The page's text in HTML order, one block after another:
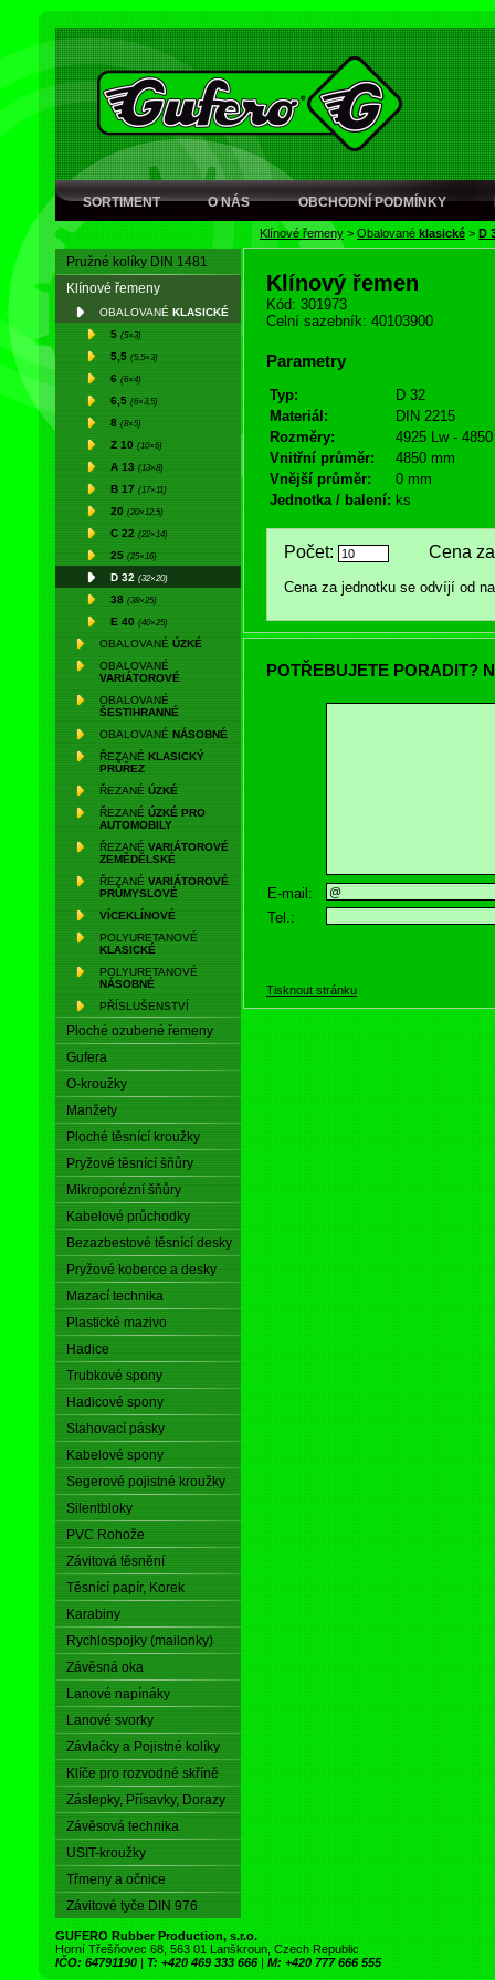
SORTIMENT O NÁS OBCHODNÍ PODMÍNKY
Klínové řemeny > Obalované klasické > D
Pružné kolíky DIN 1481
Klínové řemeny
OBALOVANÉ KLASICKÉ
5 (5×3)
5,5 (5,5×3)
6 (6×4)
6,5 (6×3,5)
8 (8×5)
Z 10 (10×6)
A 13 (13×8)
B 17 (17×11)
20 (20×12,5)
C 22 (22×14)
25 (25×16)
D 32 (32×20)
38 (38×25)
E 40 (40×25)
OBALOVANÉ ÚZKÉ
OBALOVANÉ
VARIÁTOROVÉ
OBALOVANÉ
ŠESTIHRANNÉ
OBALOVANÉ NÁSOBNÉ
ŘEZANÉ KLASICKÝ
PRŮŘEZ
ŘEZANÉ ÚZKÉ
ŘEZANÉ ÚZKÉ PRO
AUTOMOBILY
ŘEZANÉ VARIÁTOROVÉ
ZEMĚDĚLSKÉ
ŘEZANÉ VARIÁTOROVÉ
PRŮMYSLOVÉ
VÍCEKLÍNOVÉ
POLYURETANOVÉ
KLASICKÉ
POLYURETANOVÉ
NÁSOBNÉ
PŘÍSLUŠENSTVÍ
Ploché ozubené řemeny
Gufera
O-kroužky
Manžety
Ploché těsnící kroužky
Pryžové těsnící šňůry
Mikroporézní šňůry
Kabelové průchodky
Bezazbestové těsnící desky
Pryžové koberce a desky
Mazací technika
Plastické mazivo
Hadice
Trubkové spony
Hadicové spony
Stahovací pásky
Kabelové spony
Segerové pojistné kroužky
Silentbloky
PVC Rohože
Závitová těsnění
Těsnící papír, Korek
Karabiny
Rychlospojky (mailonky)
Závěsná oka
Lanové napínáky
Lanové svorky
Závlačky a Pojistné kolíky
Klíče pro rozvodné skříně
Záslepky, Přísavky, Dorazy
Závěsová technika
USIT-kroužky
Třmeny a očnice
Závitové tyče DIN 976
Klínový řemen
Kód: 301973
Celní sazebník: 40103900
Parametry
Typ:
D 32
Materiál:
DIN 2215
Rozměry:
4925 Lw -
Vnitřní průměr:
4850 mm
Vnější průměr:
0 mm
Jednotka / balení: ks
Počet: Cena za
Cena za jednotku se odvíjí od
POTŘEBUJETE PORADIT?
E-mail:
Tel.:
Tisknout stránku
GUFERO Rubber Production, s.r.o.
Horní Třešňovec 68, 563 01 Lanškroun, Czech Republic
IČO: 64791190 | T: +420 469 333 666 | M: +420 777 666 555